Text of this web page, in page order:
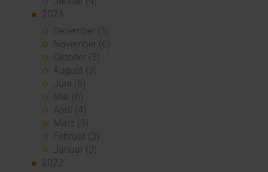
2023
Dezember (5)
November (6)
Oktober (3)
August (3)
Juni (6)
Mai (6)
April (4)
März (3)
Februar (3)
Januar (3)
2022